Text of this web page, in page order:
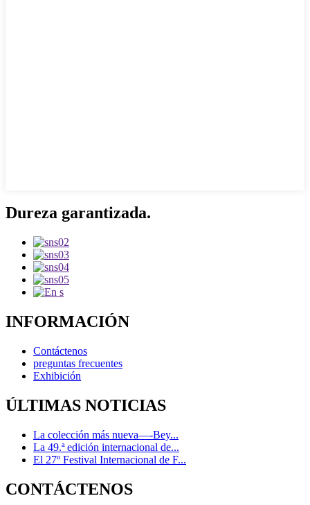
Dureza garantizada.
INFORMACIÓN
Contáctenos
preguntas frecuentes
Exhibición
ÚLTIMAS NOTICIAS
La colección más nueva—-Bey...
La 49.ª edición internacional de...
El 27º Festival Internacional de F...
CONTÁCTENOS